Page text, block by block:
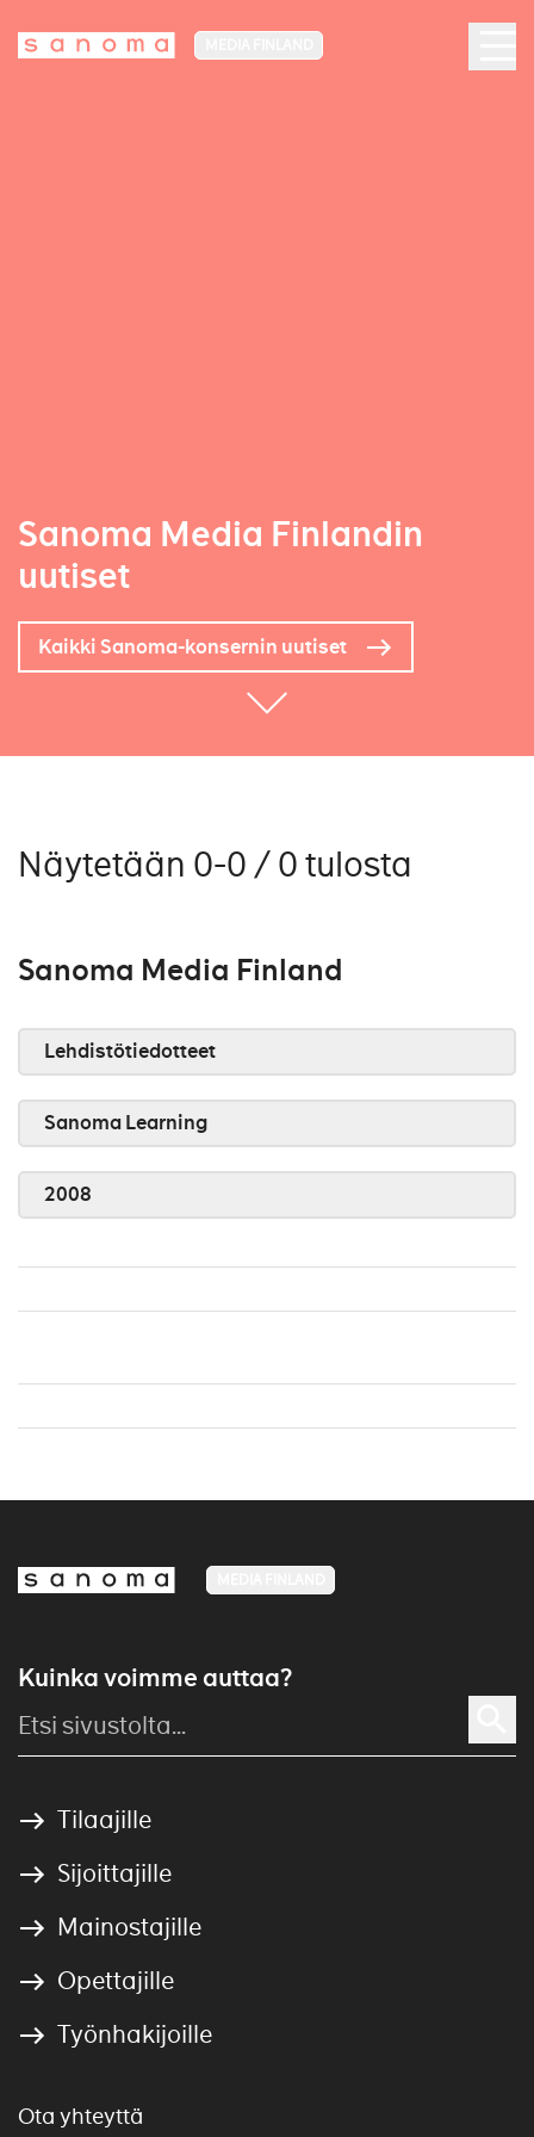
Sanoma Media Finlandin
uutiset
Kaikki Sanoma-konsernin uutiset
Näytetään 0-0 / 0 tulosta
Sanoma Media Finland
Lehdistötiedotteet
Sanoma Learning
2008
Kuinka voimme auttaa?
Tilaajille
Sijoittajille
Mainostajille
Opettajille
Työnhakijoille
Ota yhteyttä